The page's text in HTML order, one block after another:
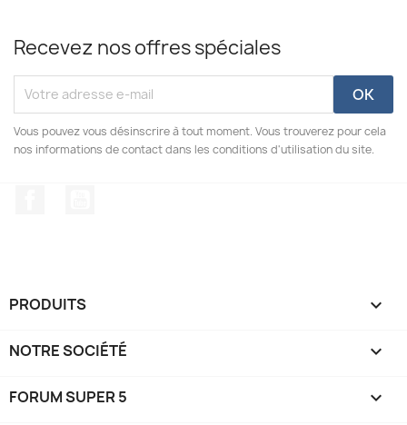
Recevez nos offres spéciales
Vous pouvez vous désinscrire à tout moment. Vous trouverez pour cela
nos informations de contact dans les conditions d'utilisation du site.
PRODUITS 
NOTRE SOCIÉTÉ 
FORUM SUPER 5 